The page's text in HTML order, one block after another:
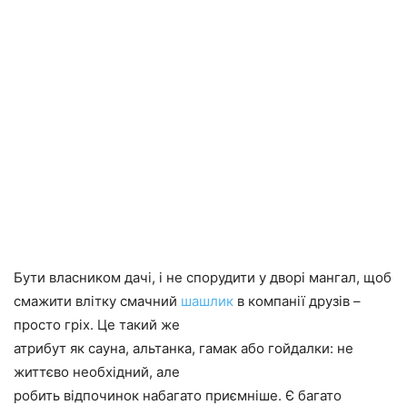
Бути власником дачі, і не спорудити у дворі мангал, щоб
смажити влітку смачний шашлик в компанії друзів –
просто гріх. Це такий же
атрибут як сауна, альтанка, гамак або гойдалки: не
життєво необхідний, але
робить відпочинок набагато приємніше. Є багато